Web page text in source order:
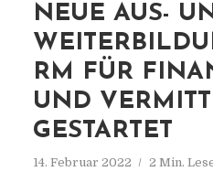
NEUE AUS-
RM FÜR
UND
GESTARTET
14. Februar 2022 2 Min.